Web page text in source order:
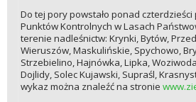
Do tej pory powstało ponad
Punktów Kontrolnych w Lasach
terenie nadleśnictw: Krynki, Bytów,
Wieruszów, Maskulińskie, Spychowo,
Strzebielino, Hajnówka, Lipka,
Dojlidy, Solec Kujawski, Supraśl,
wykaz można znaleźć na stronie